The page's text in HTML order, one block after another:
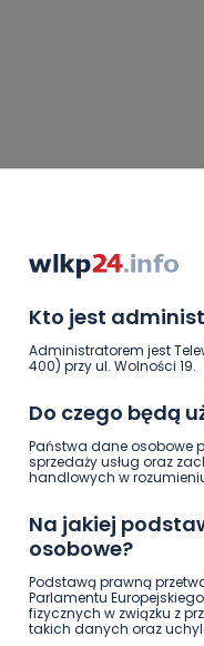
Kto jest
Administratorem jest
400) przy ul. Wolności 19.
Do czego będą
Państwa dane osobowe
sprzedaży usług oraz
handlowych w
Na jakiej
osobowe?
Podstawą prawną
Parlamentu
fizycznych w związku z
takich danych oraz
jako